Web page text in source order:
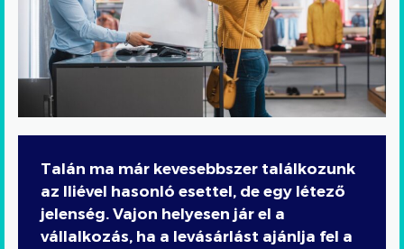
Talán ma már kevesebbszer találkozunk
az Iliével hasonló esettel, de egy létező
jelenség. Vajon helyesen jár el a
vállalkozás, ha a levásárlást ajánlja fel a